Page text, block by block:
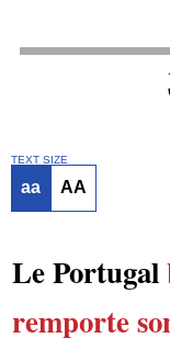
TEXT SIZE
aa AA
Le Portugal
remporte